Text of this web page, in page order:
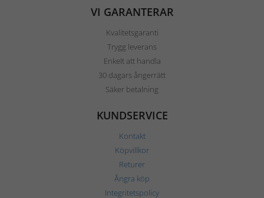
VI GARANTERAR
Kvalitetsgaranti
Trygg leverans
Enkelt att handla
30 dagars ångerrätt
Säker betalning
KUNDSERVICE
Kontakt
Köpvillkor
Returer
Ångra köp
Integritetspolicy